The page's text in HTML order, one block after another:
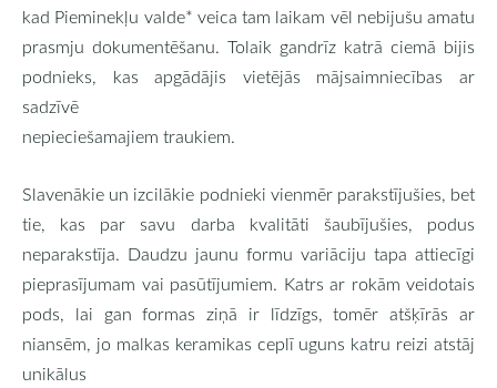
kad Pieminekļu valde* veica tam laikam vēl nebijušu amatu
prasmju dokumentēšanu. Tolaik gandrīz katrā ciemā bijis
podnieks, kas apgādājis vietējās mājsaimniecības ar
sadzīvē
nepieciešamajiem traukiem.
Slavenākie un izcilākie podnieki vienmēr parakstījušies, bet
tie, kas par savu darba kvalitāti šaubījušies, podus
neparakstīja. Daudzu jaunu formu variāciju tapa attiecīgi
pieprasījumam vai pasūtījumiem. Katrs ar rokām veidotais
pods, lai gan formas ziņā ir līdzīgs, tomēr atšķīrās ar
niansēm, jo malkas keramikas ceplī uguns katru reizi atstāj
unikālus